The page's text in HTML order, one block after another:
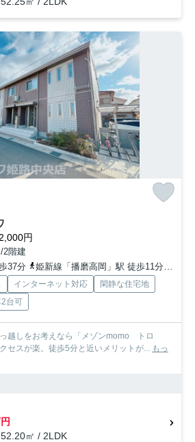
円
2階建
37分
姫新線「播磨高岡」駅 徒歩11分
インターネット対応
閑静な住宅地
台可
越しをお考えなら「メゾンmomo トロ
セスが楽。徒歩5分と近いメリットが... もっ
㎡ / 2LDK